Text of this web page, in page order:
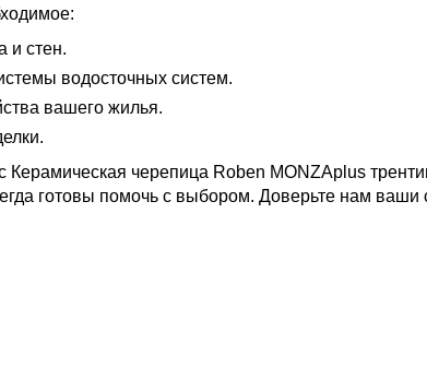
и стен.
водосточных систем.
вашего жилья.
черепица Roben MONZAplus
готовы помочь с выбором. Доверьте нам